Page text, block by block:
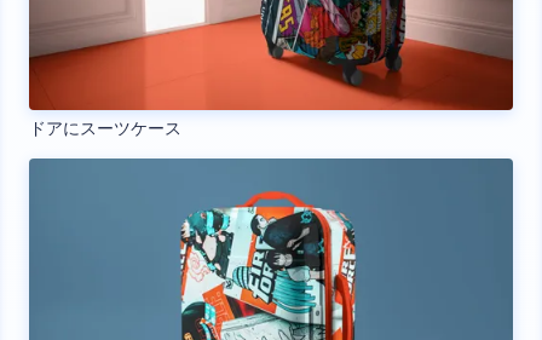
ドアにスーツケース